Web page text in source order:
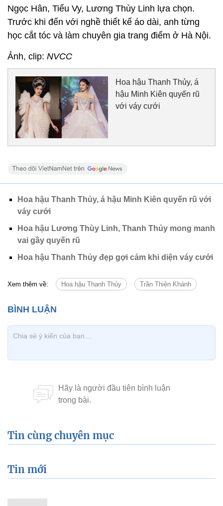
Ngọc Hân, Tiểu Vy, Lương Thùy Linh lựa chọn.
Trước khi đến với nghề thiết kế áo dài, anh từng
học cắt tóc và làm chuyên gia trang điểm ở Hà Nội.
Ảnh, clip: NVCC
Hoa hậu Thanh Thủy, á
hậu Minh Kiên quyến rũ
với váy cưới
Hoa hậu Thanh Thủy, á hậu Minh Kiên quyến rũ với
váy cưới
Hoa hậu Lương Thùy Linh, Thanh Thủy mong manh
vai gầy quyến rũ
Hoa hậu Thanh Thủy đẹp gợi cảm khi diện váy cưới
Xem thêm về: Hoa hậu Thanh Thủy Trần Thiện Khánh
Tin cùng chuyên mục
Tin mới